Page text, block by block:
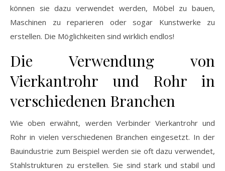
können sie dazu verwendet werden, Möbel zu bauen,
Maschinen zu reparieren oder sogar Kunstwerke zu
erstellen. Die Möglichkeiten sind wirklich endlos!
Die Verwendung von
Vierkantrohr und Rohr in
verschiedenen Branchen
Wie oben erwähnt, werden Verbinder Vierkantrohr und
Rohr in vielen verschiedenen Branchen eingesetzt. In der
Bauindustrie zum Beispiel werden sie oft dazu verwendet,
Stahlstrukturen zu erstellen. Sie sind stark und stabil und